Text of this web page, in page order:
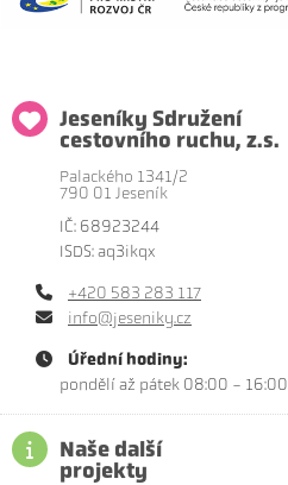
Jeseníky Sdružení
cestovního ruchu, z.s.
Palackého 1341/2
790 01 Jeseník
IČ: 68923244
ISDS: aq3ikqx
+420 583 283 117
info@jeseniky.cz
Úřední hodiny:
pondělí až pátek 08:00 - 16:00
Naše další
projekty